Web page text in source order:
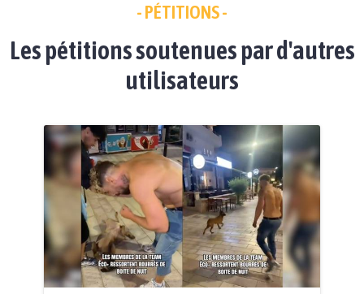
- PÉTITIONS -
Les pétitions soutenues par d'autres
utilisateurs